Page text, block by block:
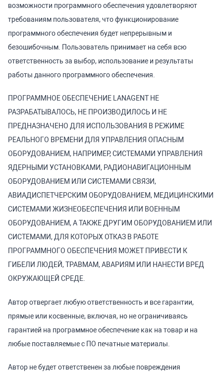
возможности программного обеспечения удовлетворяют
требованиям пользователя, что функционирование
программного обеспечения будет непрерывным и
безошибочным. Пользователь принимает на себя всю
ответственность за выбор, использование и результаты
работы данного программного обеспечения.
ПРОГРАММНОЕ ОБЕСПЕЧЕНИЕ LANAGENT НЕ
РАЗРАБАТЫВАЛОСЬ, НЕ ПРОИЗВОДИЛОСЬ И НЕ
ПРЕДНАЗНАЧЕНО ДЛЯ ИСПОЛЬЗОВАНИЯ В РЕЖИМЕ
РЕАЛЬНОГО ВРЕМЕНИ ДЛЯ УПРАВЛЕНИЯ ОПАСНЫМ
ОБОРУДОВАНИЕМ, НАПРИМЕР, СИСТЕМАМИ УПРАВЛЕНИЯ
ЯДЕРНЫМИ УСТАНОВКАМИ, РАДИОНАВИГАЦИОННЫМ
ОБОРУДОВАНИЕМ ИЛИ СИСТЕМАМИ СВЯЗИ,
АВИАДИСПЕТЧЕРСКИМ ОБОРУДОВАНИЕМ, МЕДИЦИНСКИМИ
СИСТЕМАМИ ЖИЗНЕОБЕСПЕЧЕНИЯ ИЛИ ВОЕННЫМ
ОБОРУДОВАНИЕМ, А ТАКЖЕ ДРУГИМ ОБОРУДОВАНИЕМ ИЛИ
СИСТЕМАМИ, ДЛЯ КОТОРЫХ ОТКАЗ В РАБОТЕ
ПРОГРАММНОГО ОБЕСПЕЧЕНИЯ МОЖЕТ ПРИВЕСТИ К
ГИБЕЛИ ЛЮДЕЙ, ТРАВМАМ, АВАРИЯМ ИЛИ НАНЕСТИ ВРЕД
ОКРУЖАЮЩЕЙ СРЕДЕ.
Автор отвергает любую ответственность и все гарантии,
прямые или косвенные, включая, но не ограничиваясь
гарантией на программное обеспечение как на товар и на
любые поставляемые с ПО печатные материалы.
Автор не будет ответственен за любые повреждения